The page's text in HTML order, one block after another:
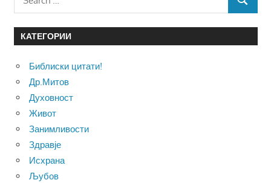
SEARCH
КАТЕГОРИИ
Библиски цитати!
Др.Митов
Духовност
Живот
Занимливости
Здравје
Исхрана
Љубов